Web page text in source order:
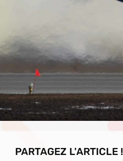
PARTAGEZ L'ARTICLE !